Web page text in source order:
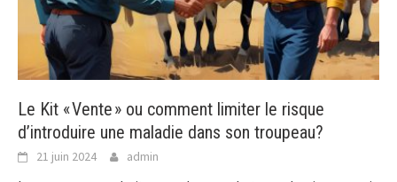
Le Kit « Vente » ou comment limiter le risque
d’introduire une maladie dans son troupeau?
21 juin 2024 admin